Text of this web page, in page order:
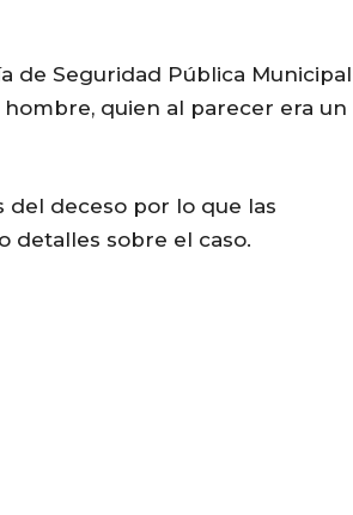
de Seguridad Pública Municipal
quien al parecer era un
del deceso por lo que las
detalles sobre el caso.